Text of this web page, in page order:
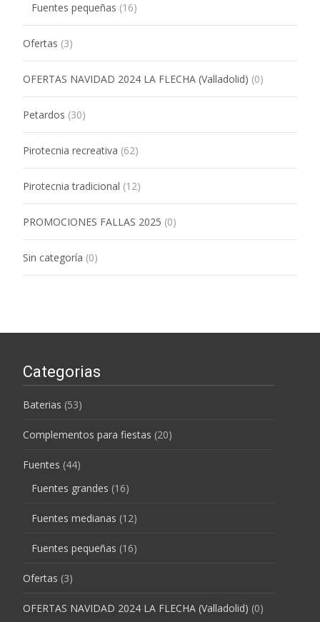
Fuentes pequeñas (16)
Ofertas (3)
OFERTAS NAVIDAD 2024 LA FLECHA (Valladolid) (0)
Petardos (30)
Pirotecnia recreativa (62)
Pirotecnia tradicional (12)
PROMOCIONES FALLAS 2025 (0)
Sin categoría (0)
Categorias
Baterias (53)
Complementos para fiestas (20)
Fuentes (44)
Fuentes grandes (16)
Fuentes medianas (12)
Fuentes pequeñas (16)
Ofertas (3)
OFERTAS NAVIDAD 2024 LA FLECHA (Valladolid) (0)